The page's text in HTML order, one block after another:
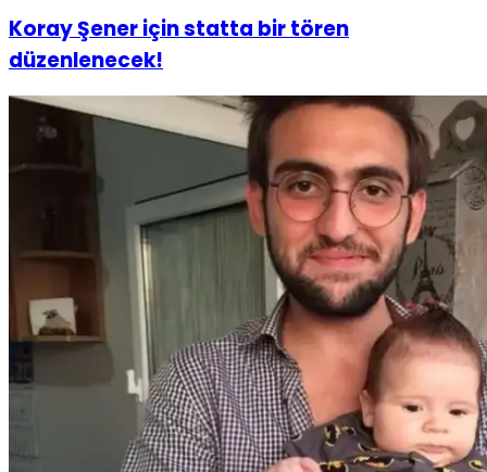
Koray Şener için statta bir tören
düzenlenecek!